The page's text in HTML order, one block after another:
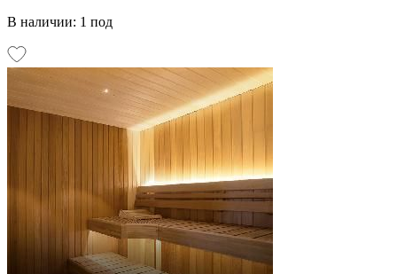
В наличии: 1 под